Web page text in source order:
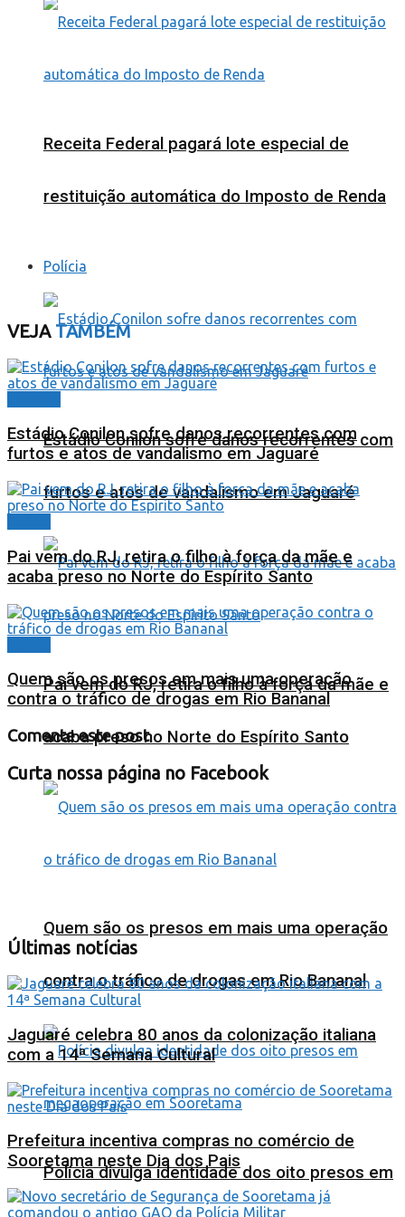
Receita Federal pagará lote especial de
restituição automática do Imposto de Renda
Polícia
Estádio Conilon sofre danos recorrentes com
furtos e atos de vandalismo em Jaguaré
Pai vem do RJ, retira o filho à força da mãe e
acaba preso no Norte do Espírito Santo
Quem são os presos em mais uma operação
contra o tráfico de drogas em Rio Bananal
Polícia divulga identidade dos oito presos em
VEJATAMBÉM
Estádio Conilon sofre danos recorrentes com
furtos e atos de vandalismo em Jaguaré
Pai vem do RJ, retira o filho à força da mãe e
acaba preso no Norte do Espírito Santo
Quem são os presos em mais uma operação
contra o tráfico de drogas em Rio Bananal
Comente este post
Curta nossa página no Facebook
Últimas notícias
Jaguaré celebra 80 anos da colonização italiana
com a 14ª Semana Cultural
Prefeitura incentiva compras no comércio de
Sooretama neste Dia dos Pais